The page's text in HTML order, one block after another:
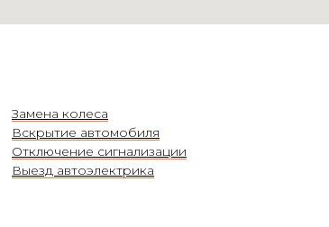
Замена колеса
Вскрытие автомобиля
Отключение сигнализации
Выезд автоэлектрика